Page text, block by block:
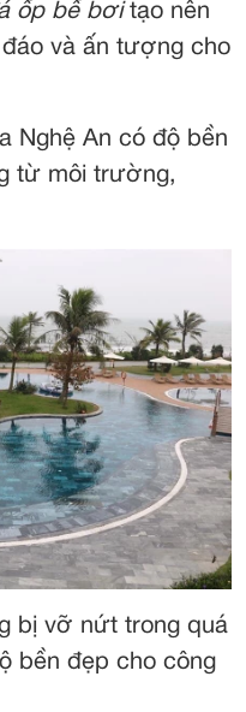
ốp bể bơitạo nên
và ấn tượng cho
Nghệ An có độ bền
từ môi trường,
bị vỡ nứt trong quá
bền đẹp cho công